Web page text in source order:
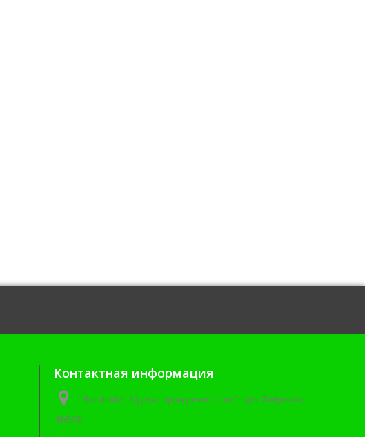
Контактная информация
"Rozalinda", Одеса, пром ринок "7 км", вул.Фабрична,
№559